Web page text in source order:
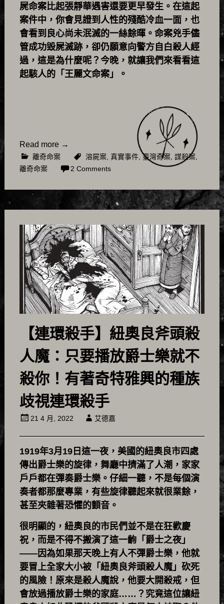
屍命案比起張靜華遇害還要更早發生。在這起
案件中，你會見證到人性的殘酷冷血一面，也
會看到良心尚未泯滅的一絲餘暉。命案兇手儘
管成功毀屍滅跡，卻仍願意向警方自白殺人經
過，這是為什麼呢？今晚，就讓我們來看看這
起駭人的「王麗文命案」。
Read more →
離奇命案 溶屍案, 真實事件,臺灣奇案, 謀殺案,
離奇命案
2 Comments
【連環殺手】紐奧良斧頭殺
人魔：只要播放爵士樂就不
殺你！有著奇特雅興的種族
歧視連環殺手
21 4 月, 2022 艾德嘉
1919年3月19日這一夜，美國的紐奧良市四處
傳出爵士樂的旋律，舞廳中擠滿了人潮，家家
戶戶都在彈奏爵士樂。仔細一聽，不是每個演
奏者都那麼專業，有些旋律聽起來就很業餘，
甚至夾雜著恐懼的顫音。
很明顯的，紐奧良的市民們並不是在狂歡慶
祝，而是不得不搬演了這一齣「爵士之夜」
——因為如果那天晚上有人不彈爵士樂，他就
要冒上全家大小被「紐奧良斧頭殺人魔」砍死
的風險！原來是殺人魔說，他要大開殺戒，但
會放過播放爵士樂的家庭……？究竟這位讓紐